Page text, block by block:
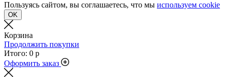
Пользуясь сайтом, вы соглашаетесь, что мы используем cookie
OK
Корзина
Продолжить покупки
Итого: 0 р
Оформить заказ